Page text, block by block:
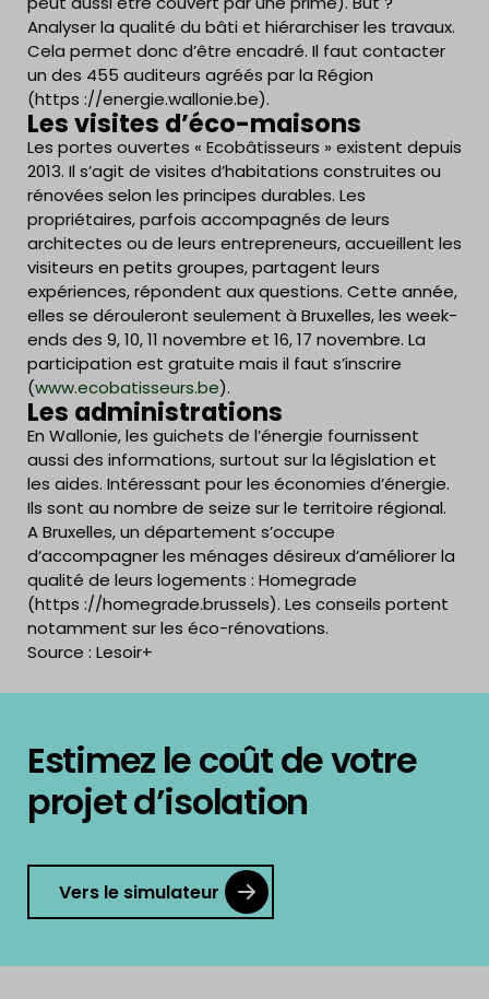
Analyser la qualité du bâti et hiérarchiser les travaux.
Cela permet donc d’être encadré. Il faut contacter
un des 455 auditeurs agréés par la Région
(https ://energie.wallonie.be).
Les visites d’éco-maisons
Les portes ouvertes « Ecobâtisseurs » existent depuis
2013. Il s’agit de visites d’habitations construites ou
rénovées selon les principes durables. Les
propriétaires, parfois accompagnés de leurs
architectes ou de leurs entrepreneurs, accueillent les
visiteurs en petits groupes, partagent leurs
expériences, répondent aux questions. Cette année,
elles se dérouleront seulement à Bruxelles, les week-
ends des 9, 10, 11 novembre et 16, 17 novembre. La
participation est gratuite mais il faut s’inscrire
(www.ecobatisseurs.be).
Les administrations
En Wallonie, les guichets de l’énergie fournissent
aussi des informations, surtout sur la législation et
les aides. Intéressant pour les économies d’énergie.
Ils sont au nombre de seize sur le territoire régional.
A Bruxelles, un département s’occupe
d’accompagner les ménages désireux d’améliorer la
qualité de leurs logements : Homegrade
(https ://homegrade.brussels). Les conseils portent
notamment sur les éco-rénovations.
Source : Lesoir+
Estimez le coût de votre
projet d’isolation
Vers le simulateur